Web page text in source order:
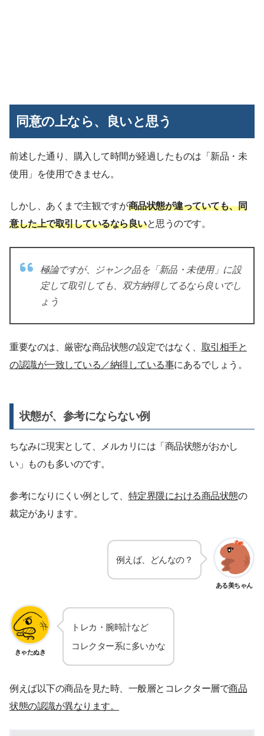
同意の上なら、良いと思う
前述した通り、購入して時間が経過したものは「新品・未
使用」を使用できません。
しかし、あくまで主観ですが商品状態が違っていても、同
意した上で取引しているなら良いと思うのです。
極論ですが、ジャンク品を「新品・未使用」に設
定して取引しても、双方納得してるなら良いでし
ょう
重要なのは、厳密な商品状態の設定ではなく、 取引相手と
の認識が一致している／納得している事にあるでしょう。
状態が、参考にならない例
ちなみに現実として、メルカリには「商品状態がおかし
い」ものも多いのです。
参考になりにくい例として、 特定界隈における商品状態の
裁定があります。
ある美ちゃん
例えば、どんなの？
きゃたぬき
トレカ・腕時計など
コレクター系に多いかな
例えば以下の商品を見た時、一般層とコレクター層で商品
状態の認識が異なります。